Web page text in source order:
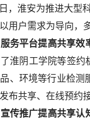
，淮安为推进大型
用户需求为导向，
务平台提高共享效
淮阴工学院等签
、环境等行业检
布共享、在线预约
传推广提高共享认